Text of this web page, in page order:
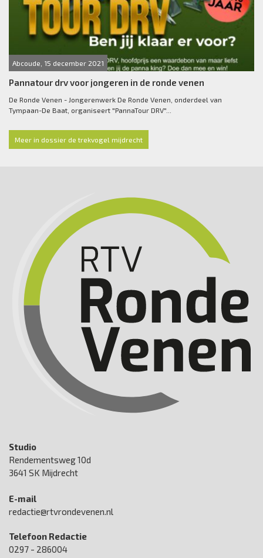
Abcoude, 15 december 2021
Pannatour drv voor jongeren in de ronde venen
De Ronde Venen - Jongerenwerk De Ronde Venen, onderdeel van
Tympaan-De Baat, organiseert "PannaTour DRV"...
Meer in dossier de trekvogel mijdrecht
Studio
Rendementsweg 10d
3641 SK Mijdrecht
E-mail
redactie@rtvrondevenen.nl
Telefoon Redactie
0297 - 286004